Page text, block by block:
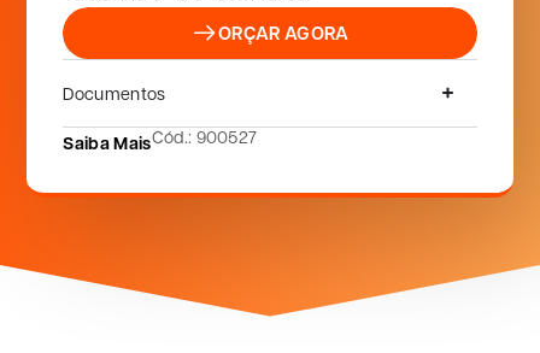
ORÇAR AGORA
Documentos
Saiba MaisCód.: 900527